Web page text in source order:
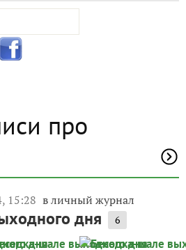
про
15:28 в личный журнал
дня 6